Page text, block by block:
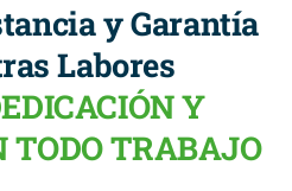
y Garantía
Labores
Y
TODO TRABAJO